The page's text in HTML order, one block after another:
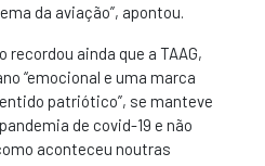
da aviação”, apontou.
recordou ainda que a TAAG,
“emocional e uma marca
patriótico”, se manteve
de covid-19 e não
aconteceu noutras